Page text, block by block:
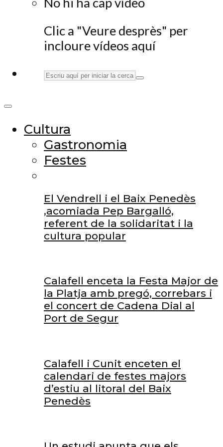
Clic a "Veure desprès" per
incloure vídeos aquí
Cultura
Gastronomia
Festes
El Vendrell i el Baix Penedès
,acomiada Pep Bargalló,
referent de la solidaritat i la
cultura popular
Calafell enceta la Festa Major de
la Platja amb pregó, correbars i
el concert de Cadena Dial al
Port de Segur
Calafell i Cunit enceten el
calendari de festes majors
d’estiu al litoral del Baix
Penedès